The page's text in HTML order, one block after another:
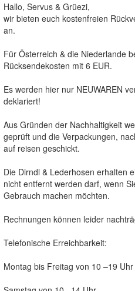
Hallo, Servus & Grüezi,
wir bieten euch kostenfreien
an.
Für Österreich & die Niederlande
Rücksendekosten mit 6 EUR.
Es werden hier nur NEUWAREN
deklariert!
Aus Gründen der Nachhaltigkeit
geprüft und die Verpackungen,
auf reisen geschickt.
Die Dirndl & Lederhosen erhalten
nicht entfernt werden darf, wenn
Gebrauch machen möchten.
Rechnungen können leider
Telefonische Erreichbarkeit:
Montag bis Freitag von 10 –19 Uhr